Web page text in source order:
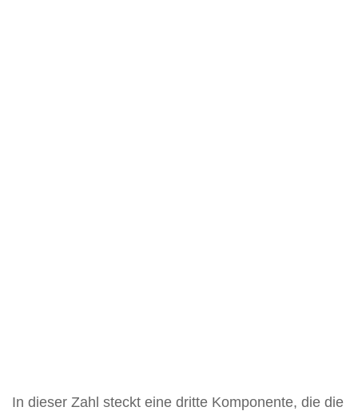
In dieser Zahl steckt eine dritte Komponente, die die